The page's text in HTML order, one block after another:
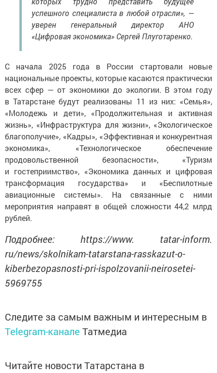
успешного специалиста в любой отрасли», —
уверен генеральный директор АНО
«Цифровая экономика» Сергей Плуготаренко.
С начала 2025 года в России стартовали новые
национальные проекты, которые касаются практически
всех сфер — от экономики до экологии. В этом году
в Татарстане будут реализованы 11 из них: «Семья»,
«Молодежь и дети», «Продолжительная и активная
жизнь», «Инфраструктура для жизни», «Экологическое
благополучие», «Кадры», «Эффективная и конкурентная
экономика», «Технологическое обеспечение
продовольственной безопасности», «Туризм
и гостеприимство», «Экономика данных и цифровая
трансформация государства» и «Беспилотные
авиационные системы». На связанные с ними
мероприятия направят в общей сложности 44,2 млрд
рублей.
Подробнее: https://www. tatar-inform.
ru/news/skolnikam-tatarstana-rasskazut-o-
kiberbezopasnosti-pri-ispolzovanii-neirosetei-
5969755
Следите за самым важным и интересным в
Telegram-канале Татмедиа
Читайте новости Татарстана в